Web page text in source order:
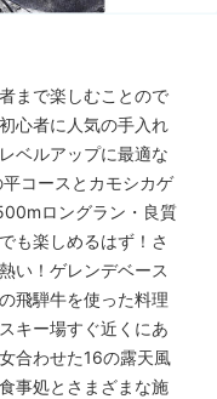
まで楽しむことので
心者に人気の手入れ
ベルアップに最適な
コースとカモシカゲ
ロングラン・良質
も楽しめるはず！さ
い！ゲレンデベース
飛騨牛を使った料理
キー場すぐ近くにあ
合わせた16の露天風
事処とさまざまな施